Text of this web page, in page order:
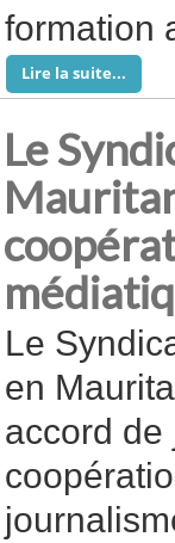
formation
Lire la suite...
Le
Le
en
accord de